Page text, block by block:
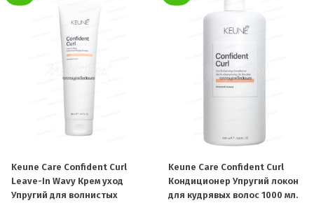
Keune Care Confident Curl
Leave-In Wavy Крем уход
Упругий для волнистых
Keune Care Confident Curl
Кондиционер Упругий локон
для кудрявых волос 1000 мл.